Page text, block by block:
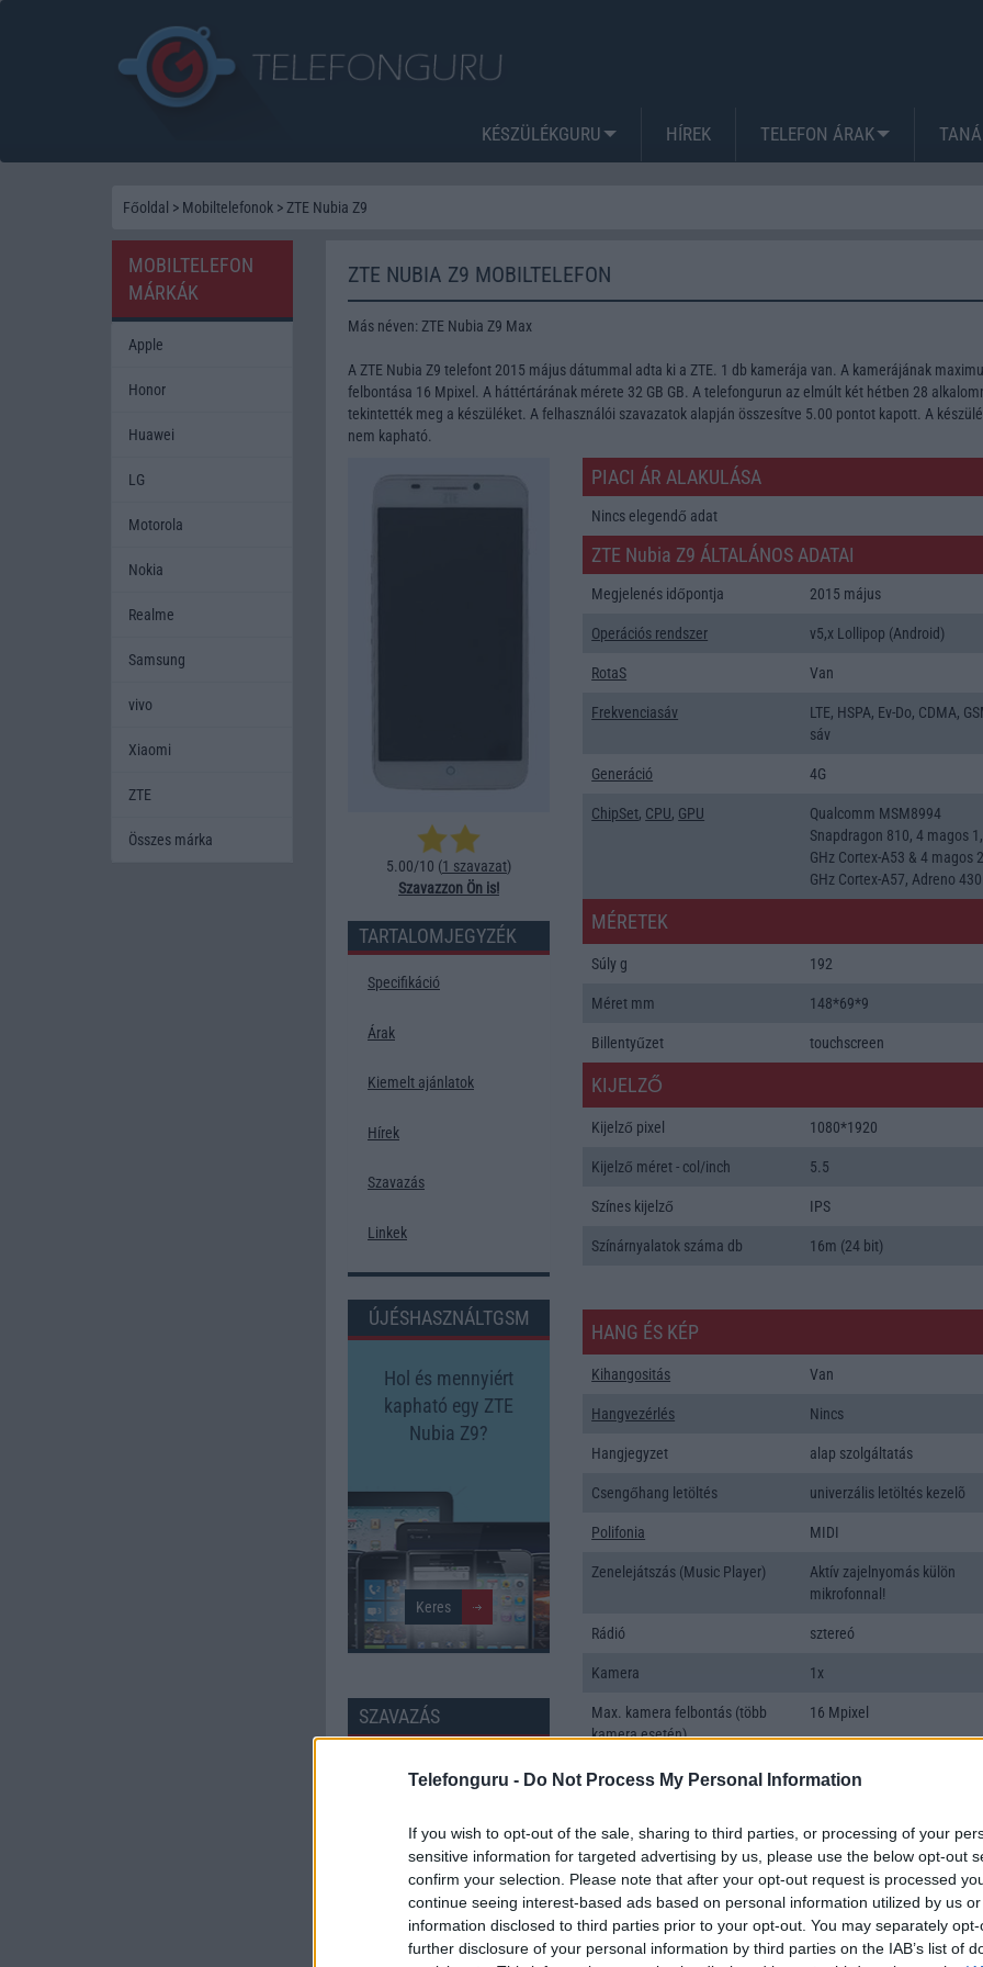
Telefonguru - Do Not Process My Personal Information
If you wish to opt-out of the sale, sharing to third parties, or processing of your
sensitive information for targeted advertising by us, please use the below opt-out
confirm your selection. Please note that after your opt-out request is processed
continue seeing interest-based ads based on personal information utilized by us
information disclosed to third parties prior to your opt-out. You may separately
further disclosure of your personal information by third parties on the IAB’s list of
KÉSZÜLÉKGURU HÍREK TELEFON ÁRAK
Főoldal > Mobiltelefonok > ZTE Nubia Z9
ZTE NUBIA Z9 MOBILTELEFON
Más néven: ZTE Nubia Z9 Max
A ZTE Nubia Z9 telefont 2015 május dátummal adta ki a ZTE. 1 db kamerája van. A kamerájának
felbontása 16 Mpixel. A háttértárának mérete 32 GB GB. A telefongurun az elmúlt két hétben 28
tekintették meg a készüléket. A felhasználói szavazatok alapján összesítve 5.00 pontot kapott. A
nem kapható.
5.00/10 (1 szavazat)
Szavazzon Ön is!
TARTALOMJEGYZÉK
Specifikáció
Árak
Kiemelt ajánlatok
Hírek
Szavazás
Linkek
ÚJÉSHASZNÁLTGSM
Hol és mennyiért
kapható egy ZTE
Nubia Z9?
SZAVAZÁS
Minőség: 5.00
Értékelés: 5.00 | Szavazatok: 1
PIACI ÁR ALAKULÁSA
Nincs elegendő adat
ZTE Nubia Z9 ÁLTALÁNOS ADATAI
Megjelenés időpontja 2015 május
Operációs rendszer v5,x Lollipop (Android)
RotaS Van
Frekvenciasáv
LTE, HSPA, Ev-Do, CDMA,
sáv
Generáció 4G
ChipSet, CPU, GPU
Qualcomm MSM8994
Snapdragon 810, 4 magos
GHz Cortex-A53 & 4 magos
GHz Cortex-A57, Adreno 430
MÉRETEK
Súly g 192
Méret mm 148*69*9
Billentyűzet touchscreen
KIJELZŐ
Kijelző pixel 1080*1920
Kijelző méret - col/inch 5.5
Színes kijelző IPS
Színárnyalatok száma db 16m (24 bit)
HANG ÉS KÉP
Kihangositás Van
Hangvezérlés Nincs
Hangjegyzet alap szolgáltatás
Csengőhang letöltés univerzális letöltés kezelõ
Polifonia MIDI
Zenelejátszás (Music Player)
Aktív zajelnyomás külön
mikrofonnal!
Rádió sztereó
Kamera 1x
Max. kamera felbontás (több
kamera esetén)
16 Mpixel
Video lejátszás 4K UHD lejátszó
Telefonkönyv db dinamikus
Min. memória 3 GB
Min. háttértár
MOBILTELEFON
MÁRKÁK
Apple
Honor
Huawei
LG
Motorola
Nokia
Realme
Samsung
vivo
Xiaomi
ZTE
Összes márka